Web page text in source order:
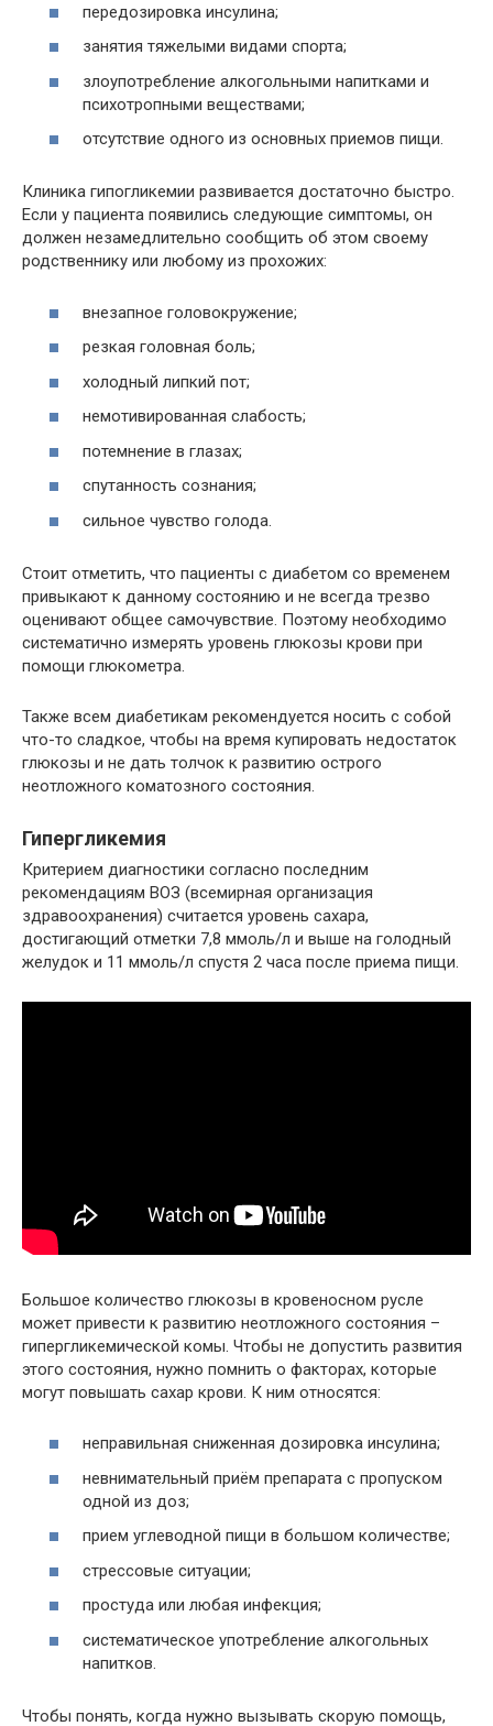
передозировка инсулина;
занятия тяжелыми видами спорта;
злоупотребление алкогольными напитками и
психотропными веществами;
отсутствие одного из основных приемов пищи.
Клиника гипогликемии развивается достаточно быстро.
Если у пациента появились следующие симптомы, он
должен незамедлительно сообщить об этом своему
родственнику или любому из прохожих:
внезапное головокружение;
резкая головная боль;
холодный липкий пот;
немотивированная слабость;
потемнение в глазах;
спутанность сознания;
сильное чувство голода.
Стоит отметить, что пациенты с диабетом со временем
привыкают к данному состоянию и не всегда трезво
оценивают общее самочувствие. Поэтому необходимо
систематично измерять уровень глюкозы крови при
помощи глюкометра.
Также всем диабетикам рекомендуется носить с собой
что-то сладкое, чтобы на время купировать недостаток
глюкозы и не дать толчок к развитию острого
неотложного коматозного состояния.
Гипергликемия
Критерием диагностики согласно последним
рекомендациям ВОЗ (всемирная организация
здравоохранения) считается уровень сахара,
достигающий отметки 7,8 ммоль/л и выше на голодный
желудок и 11 ммоль/л спустя 2 часа после приема пищи.
Большое количество глюкозы в кровеносном русле
может привести к развитию неотложного состояния –
гипергликемической комы. Чтобы не допустить развития
этого состояния, нужно помнить о факторах, которые
могут повышать сахар крови. К ним относятся:
неправильная сниженная дозировка инсулина;
невнимательный приём препарата с пропуском
одной из доз;
прием углеводной пищи в большом количестве;
стрессовые ситуации;
простуда или любая инфекция;
систематическое употребление алкогольных
напитков.
Чтобы понять, когда нужно вызывать скорую помощь,